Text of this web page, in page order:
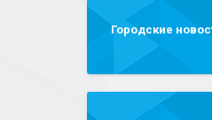
Городские